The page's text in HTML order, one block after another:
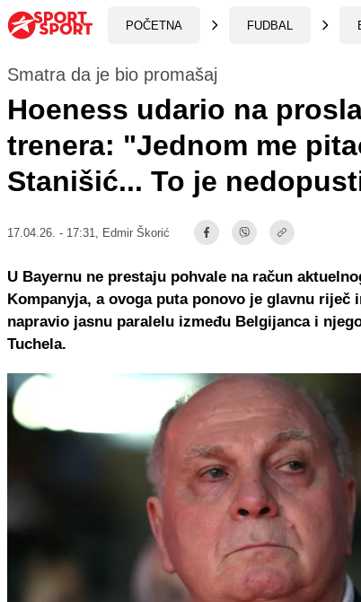
POČETNA FUDBAL
Smatra da je bio promašaj
Hoeness udario na
trenera: "Jednom me
Stanišić... To je
17.04.26. - 17:31, Edmir Škorić
U Bayernu ne prestaju pohvale na račun
Kompanyja, a ovoga puta ponovo je glavnu riječ
napravio jasnu paralelu između Belgijanca i
Tuchela.